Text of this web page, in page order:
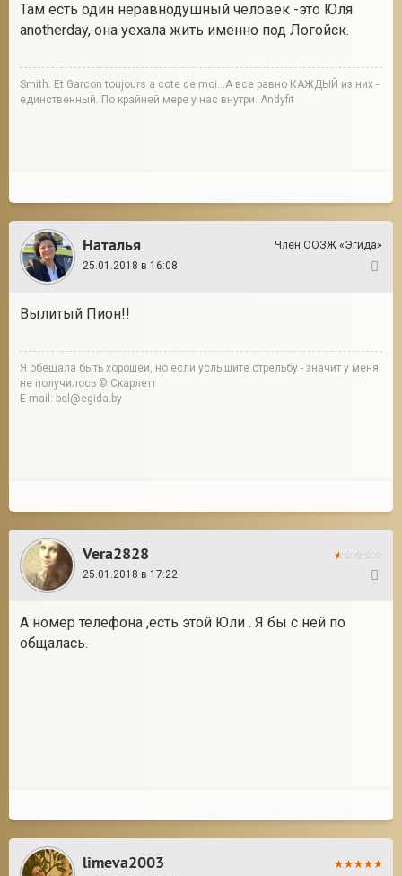
Там есть один неравнодушный человек -это Юля
anotherday, она уехала жить именно под Логойск.
Smith. Et Garcon toujours a cote de moi...А все равно КАЖДЫЙ из них -
единственный. По крайней мере у нас внутри. Andyfit
Наталья
Член ООЗЖ «Эгида»
25.01.2018 в 16:08
Вылитый Пион!!
Я обещала быть хорошей, но если услышите стрельбу - значит у меня
не получилось © Скарлетт
E-mail: bel@egida.by
Vera2828
25.01.2018 в 17:22
А номер телефона ,есть этой Юли . Я бы с ней по
общалась.
limeva2003